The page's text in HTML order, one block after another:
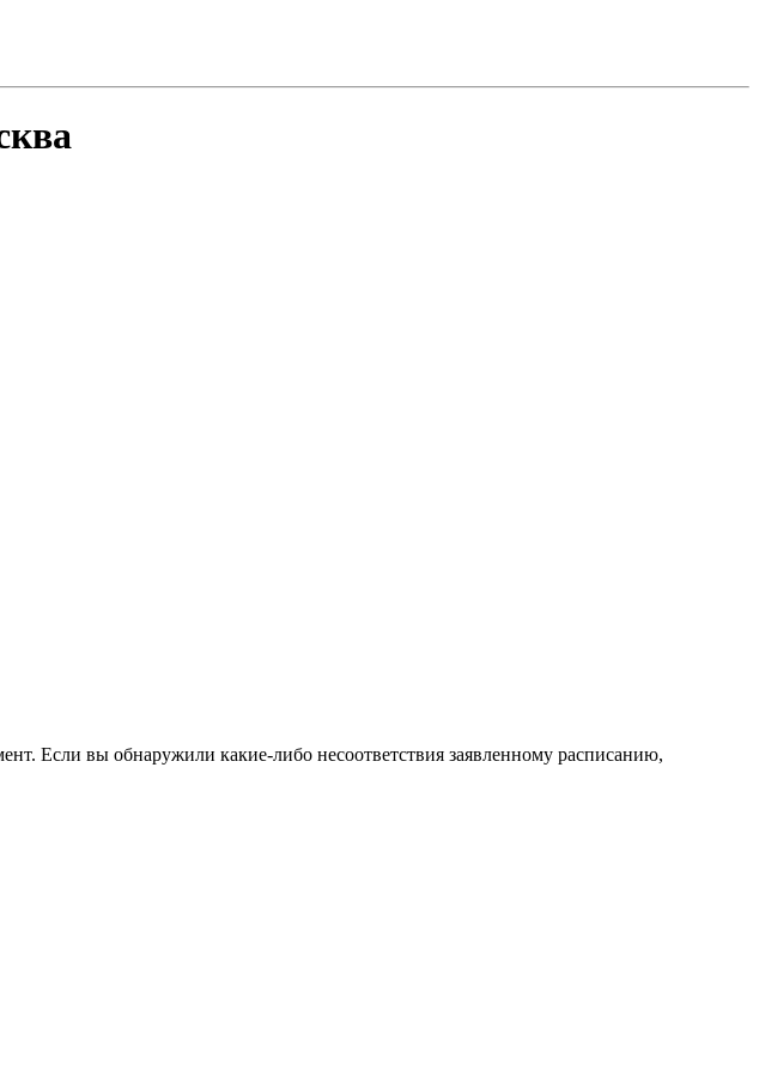
Если вы обнаружили какие-либо несоответствия заявленному расписанию,